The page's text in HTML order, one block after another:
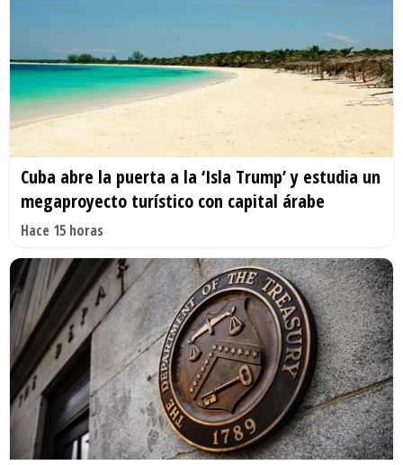
Cuba abre la puerta a la ‘Isla Trump’ y estudia un
megaproyecto turístico con capital árabe
Hace 15 horas